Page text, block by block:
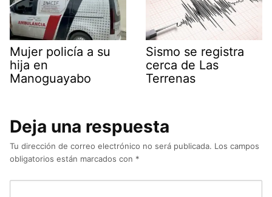
Mujer policía a su
hija en
Manoguayabo
Sismo se registra
cerca de Las
Terrenas
Deja una respuesta
Tu dirección de correo electrónico no será publicada. Los campos
obligatorios están marcados con *